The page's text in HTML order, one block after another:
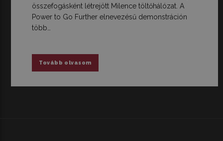
összefogásként létrejött Milence töltőhálózat. A
Power to Go Further elnevezésű demonstráción
több…
Tovább olvasom